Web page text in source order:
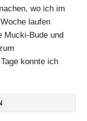
wo ich im
laufen
Mucki-Bude und
konnte ich